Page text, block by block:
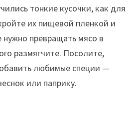
тонкие кусочки, как для
их пищевой пленкой и
нужно превращать мясо в
размягчите. Посолите,
любимые специи —
или паприку.